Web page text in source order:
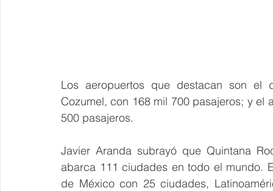
Los aeropuertos que destacan son el
Cozumel, con 168 mil 700 pasajeros; y el
500 pasajeros.
Javier Aranda subrayó que Quintana
abarca 111 ciudades en todo el mundo.
de México con 25 ciudades,